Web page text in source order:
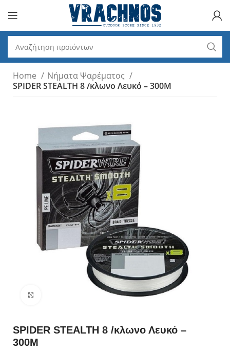
Home
Νήματα Ψαρέματος
SPIDER SΤΕΑLTH 8 /κλωνο Λευκό – 300M
SPIDER SΤΕΑLTH 8 /κλωνο Λευκό –
300M